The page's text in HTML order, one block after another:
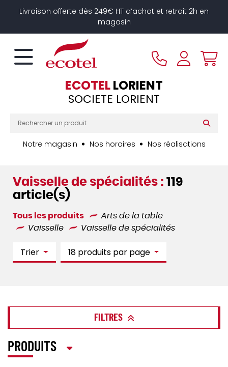
Livraison offerte dès 249€ HT d’achat et retrait 2h en
magasin
ECOTELLORIENT
SOCIETE LORIENT
Notre magasin Nos horaires Nos réalisations
Vaisselle de spécialités : 119
article(s)
Tous les produits
Arts de la table
Vaisselle
Vaisselle de spécialités
Trier 18 produits par page
FILTRES
PRODUITS
Panneau de gestion des cookies